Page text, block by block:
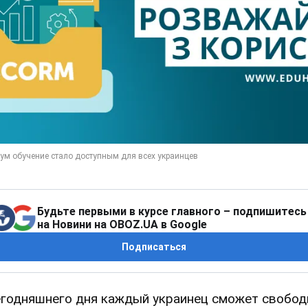
Будьте первыми в курсе главного – подпишитесь
на Новини на OBOZ.UA в Google
Подписаться
дня каждый украинец сможет